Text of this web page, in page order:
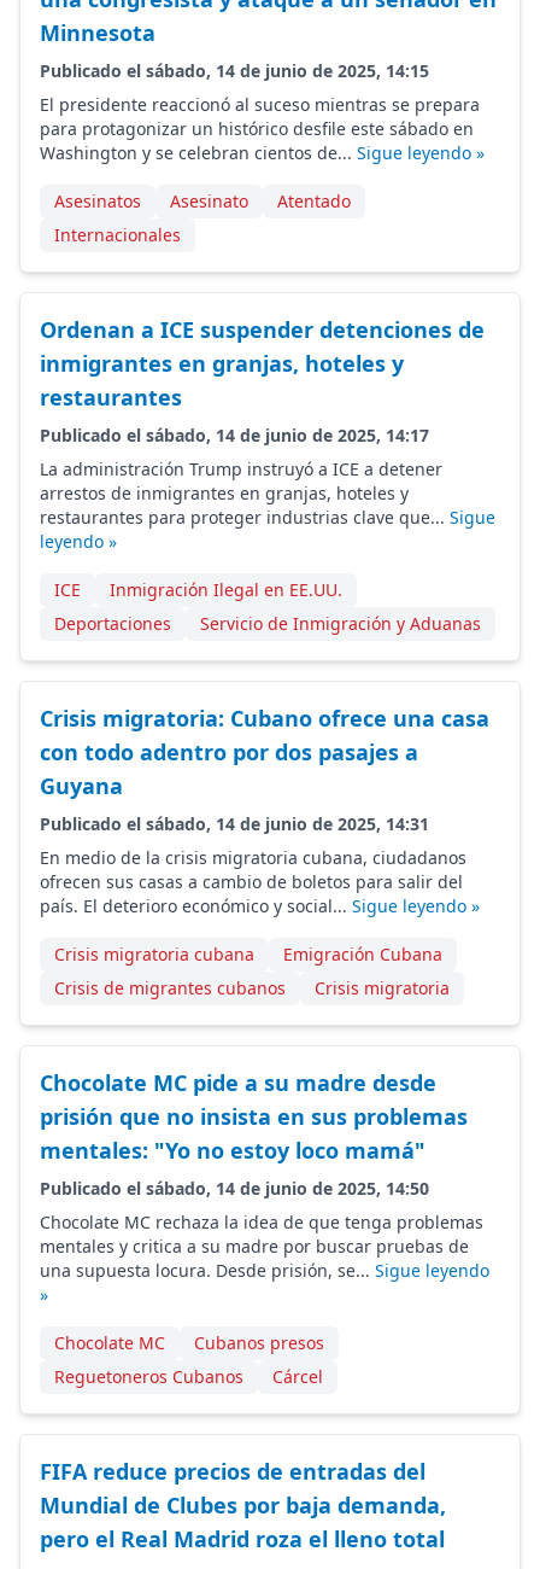
Minnesota
Publicado el sábado, 14 de junio de 2025, 14:15
El presidente reaccionó al suceso mientras se prepara
para protagonizar un histórico desfile este sábado en
Washington y se celebran cientos de... Sigue leyendo »
Asesinatos Asesinato
Atentado
Internacionales
Ordenan a ICE suspender detenciones de
inmigrantes en granjas, hoteles y
restaurantes
Publicado el sábado, 14 de junio de 2025, 14:17
La administración Trump instruyó a ICE a detener
arrestos de inmigrantes en granjas, hoteles y
restaurantes para proteger industrias clave que... Sigue
leyendo »
ICE
Inmigración Ilegal en EE.UU.
Deportaciones
Servicio de Inmigración y Aduanas
Crisis migratoria: Cubano ofrece una casa
con todo adentro por dos pasajes a
Guyana
Publicado el sábado, 14 de junio de 2025, 14:31
En medio de la crisis migratoria cubana, ciudadanos
ofrecen sus casas a cambio de boletos para salir del
país. El deterioro económico y social... Sigue leyendo »
Crisis migratoria cubana
Emigración Cubana
Crisis de migrantes cubanos
Crisis migratoria
Chocolate MC pide a su madre desde
prisión que no insista en sus problemas
mentales: "Yo no estoy loco mamá"
Publicado el sábado, 14 de junio de 2025, 14:50
Chocolate MC rechaza la idea de que tenga problemas
mentales y critica a su madre por buscar pruebas de
una supuesta locura. Desde prisión, se... Sigue leyendo
»
Chocolate MC
Cubanos presos
Reguetoneros Cubanos
Cárcel
FIFA reduce precios de entradas del
Mundial de Clubes por baja demanda,
pero el Real Madrid roza el lleno total